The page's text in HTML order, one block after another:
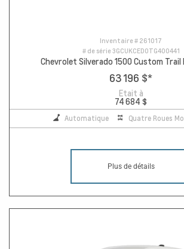
Inventaire # 261017
# de série3GCUKCED0TG400441
Chevrolet Silverado 1500 Custom Trail
63 196 $*
Etait à
74 684 $
Automatique Quatre Roues
Plus de détails